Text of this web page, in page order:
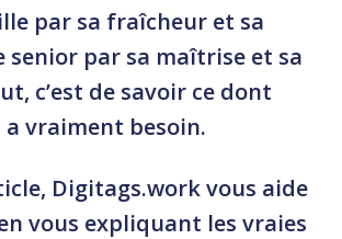
par sa fraîcheur et sa
senior par sa maîtrise et sa
c’est de savoir ce dont
vraiment besoin.
Digitags.work vous aide
vous expliquant les vraies